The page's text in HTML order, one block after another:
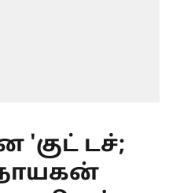
டச்;